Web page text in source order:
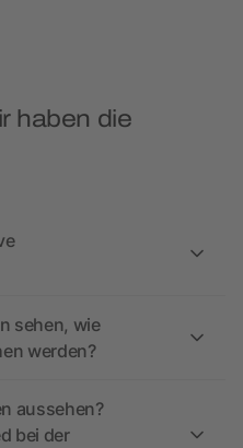
haben die
sehen, wie
werden?
aussehen?
bei der